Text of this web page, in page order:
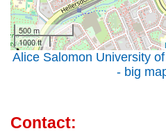
500 m
1000 ft
Alice Salomon University
- big
Contact: